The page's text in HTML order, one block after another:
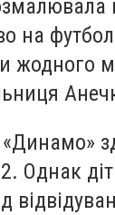
на
жодного
Однак